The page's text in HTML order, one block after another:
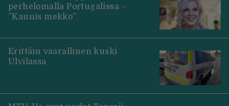
perhelomalla Portugalissa –
”Kaunis mekko”
Erittäin vaarallinen kuski
Ulvilassa